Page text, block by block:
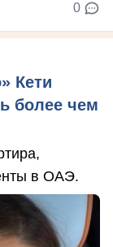
0
Кети
более чем
в ОАЭ.